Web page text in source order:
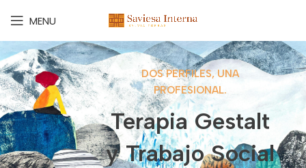
MENU
DOS PERFILES, UNA
PROFESIONAL.
Terapia Gestalt
y Trabajo Social